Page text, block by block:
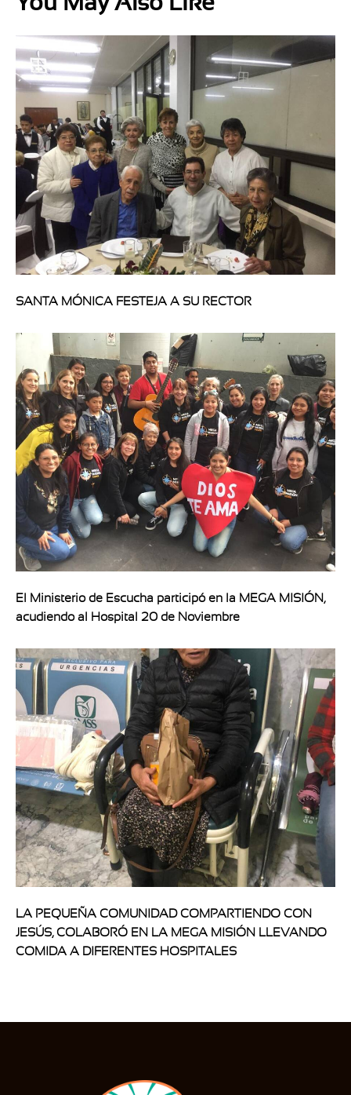
SANTA MÓNICA FESTEJA A SU RECTOR
El Ministerio de Escucha participó en la MEGA MISIÓN,
acudiendo al Hospital 20 de Noviembre
LA PEQUEÑA COMUNIDAD COMPARTIENDO CON
JESÚS, COLABORÓ EN LA MEGA MISIÓN LLEVANDO
COMIDA A DIFERENTES HOSPITALES